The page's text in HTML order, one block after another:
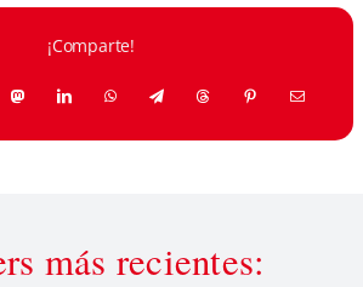
¡Comparte!
más recientes: